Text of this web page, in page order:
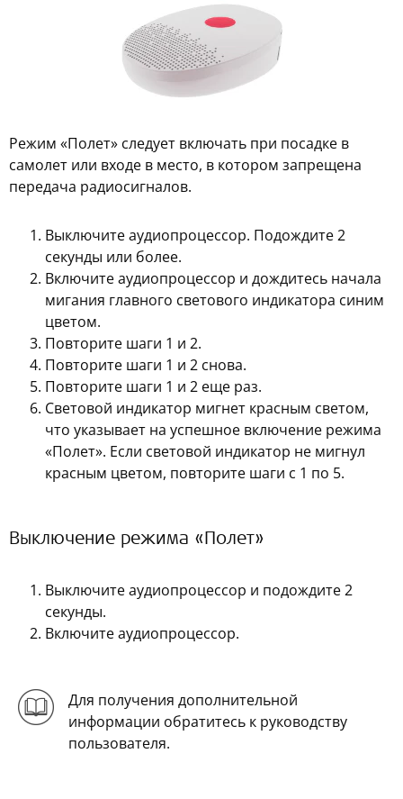
Режим «Полет» следует включать при посадке в
самолет или входе в место, в котором запрещена
передача радиосигналов.
Выключите аудиопроцессор. Подождите 2
секунды или более.
Включите аудиопроцессор и дождитесь начала
мигания главного светового индикатора синим
цветом.
Повторите шаги 1 и 2.
Повторите шаги 1 и 2 снова.
Повторите шаги 1 и 2 еще раз.
Световой индикатор мигнет красным светом,
что указывает на успешное включение режима
«Полет». Если световой индикатор не мигнул
красным цветом, повторите шаги с 1 по 5.
Выключение режима «Полет»
Выключите аудиопроцессор и подождите 2
секунды.
Включите аудиопроцессор.
Для получения дополнительной
информации обратитесь к руководству
пользователя.